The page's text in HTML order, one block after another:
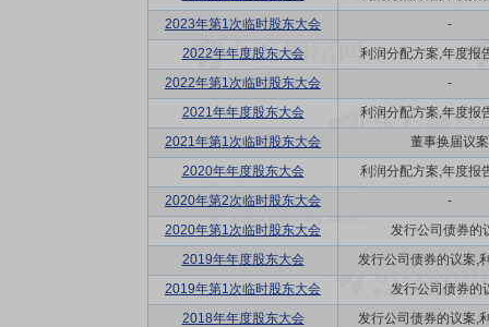
2023年第1次临时股东大会
-
2022年年度股东大会
利润分配方案,年度报
2022年第1次临时股东大会
-
2021年年度股东大会
利润分配方案,年度报
2021年第1次临时股东大会
董事换届议案
2020年年度股东大会
利润分配方案,年度报
2020年第2次临时股东大会
-
2020年第1次临时股东大会
发行公司债券的
2019年年度股东大会
发行公司债券的议案,
2019年第1次临时股东大会
发行公司债券的
2018年年度股东大会
发行公司债券的议案,